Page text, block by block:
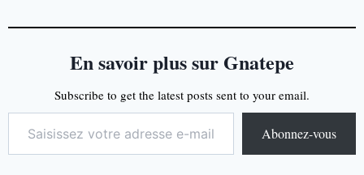
En savoir plus sur Gnatepe
Subscribe to get the latest posts sent to your email.
Abonnez-vous